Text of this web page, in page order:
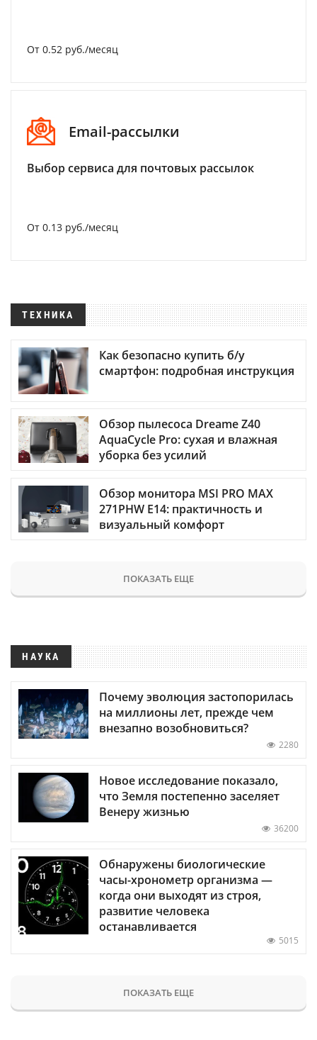
От 0.52 руб./месяц
Email-рассылки
Выбор сервиса для почтовых рассылок
От 0.13 руб./месяц
ТЕХНИКА
Как безопасно купить б/у
смартфон: подробная инструкция
Обзор пылесоса Dreame Z40
AquaCycle Pro: сухая и влажная
уборка без усилий
Обзор монитора MSI PRO MAX
271PHW E14: практичность и
визуальный комфорт
ПОКАЗАТЬ ЕЩЕ
НАУКА
Почему эволюция застопорилась
на миллионы лет, прежде чем
внезапно возобновиться?
2280
Новое исследование показало,
что Земля постепенно заселяет
Венеру жизнью
36200
Обнаружены биологические
часы-хронометр организма —
когда они выходят из строя,
развитие человека
останавливается
5015
ПОКАЗАТЬ ЕЩЕ